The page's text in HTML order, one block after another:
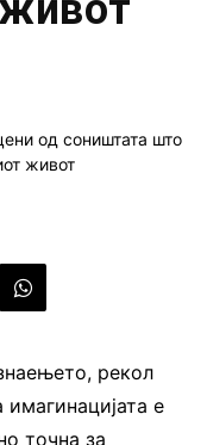
рекол
е
точна за